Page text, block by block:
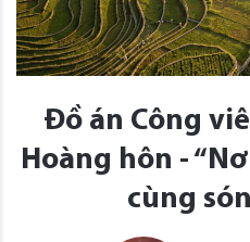
Đồ án Công
Hoàng hôn -
cùng